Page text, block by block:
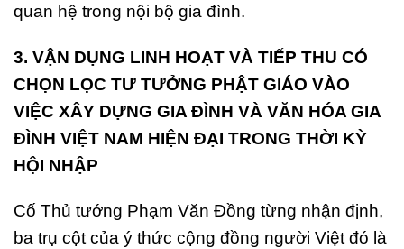
quan hệ trong nội bộ gia đình.
3. VẬN DỤNG LINH HOẠT VÀ TIẾP THU CÓ
CHỌN LỌC TƯ TƯỞNG PHẬT GIÁO VÀO
VIỆC XÂY DỰNG GIA ĐÌNH VÀ VĂN HÓA GIA
ĐÌNH VIỆT NAM HIỆN ĐẠI TRONG THỜI KỲ
HỘI NHẬP
Cố Thủ tướng Phạm Văn Đồng từng nhận định,
ba trụ cột của ý thức cộng đồng người Việt đó là